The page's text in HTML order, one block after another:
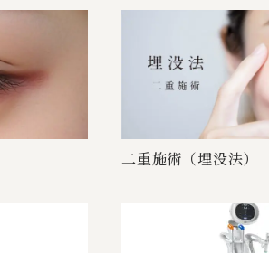
二重施術（ 埋 没 法 ）